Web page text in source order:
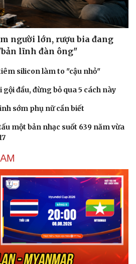
Nhà đẹp
Blog
Tình yêu - Gia đình
người lớn, rượu bia đang
lĩnh đàn ông"
silicon làm to "cậu nhỏ"
đầu, đừng bỏ qua 5 cách này
sớm phụ nữ cần biết
một bản nhạc suốt 639 năm vừa